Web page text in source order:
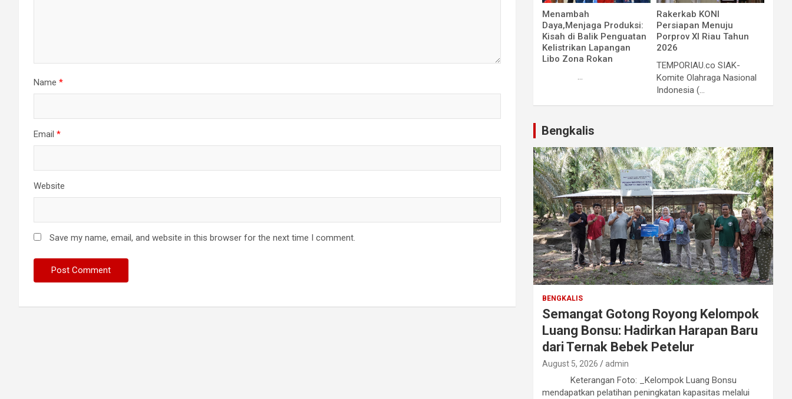
Name *
Email *
Website
Save my name, email, and website in this browser for the next time I comment.
Menambah
Daya,Menjaga Produksi:
Kisah di Balik Penguatan
Kelistrikan Lapangan
Libo Zona Rokan
...
Rakerkab KONI
Persiapan Menuju
Porprov XI Riau Tahun
2026
TEMPORIAU.co SIAK-
Komite Olahraga Nasional
Indonesia (...
Bengkalis
BENGKALIS
Semangat Gotong Royong Kelompok
Luang Bonsu: Hadirkan Harapan Baru
dari Ternak Bebek Petelur
August 5, 2026 admin
Keterangan Foto: _Kelompok Luang Bonsu
mendapatkan pelatihan peningkatan kapasitas melalui